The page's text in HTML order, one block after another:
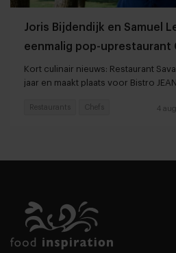
Joris Bijdendijk en Samuel
eenmalig pop-uprestaurant
Kort culinair nieuws: Restaurant
jaar en maakt plaats voor Bistro JEAN
4
Restaurants Chefs